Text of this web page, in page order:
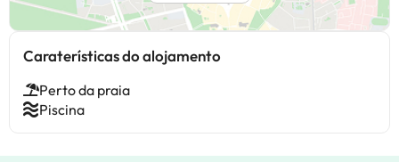
Caraterísticas do alojamento
Perto da praia
Piscina